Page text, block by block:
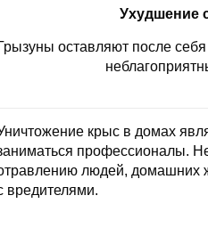
Ухудшение
оставляют после
крыс в домах
профессионалы.
людей, домашних
вредителями.